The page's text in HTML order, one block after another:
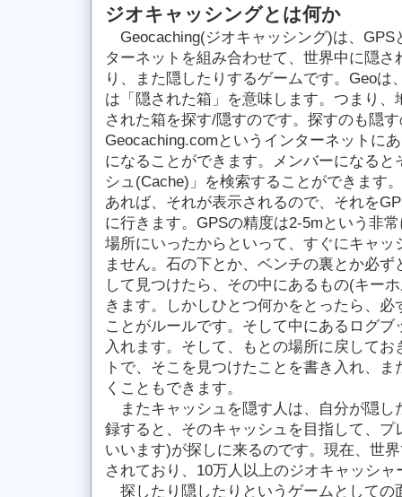
ジオキャッシングとは何か
Geocaching(ジオキャッシング)は、GPS
ターネットを組み合わせて、世界中に隠
り、また隠したりするゲームです。Geoは
は「隠された箱」を意味します。つまり
された箱を探す/隠すのです。探すのも隠
Geocaching.comというインターネットに
になることができます。メンバーになる
シュ(Cache)」を検索することができます
あれば、それが表示されるので、それを
に行きます。GPSの精度は2-5mという非
場所にいったからといって、すぐにキャ
ません。石の下とか、ベンチの裏とか必
して見つけたら、その中にあるもの(キー
きます。しかしひとつ何かをとったら、
ことがルールです。そして中にあるログ
入れます。そして、もとの場所に戻して
トで、そこを見つけたことを書き入れ、
くこともできます。
またキャッシュを隠す人は、自分が隠し
録すると、そのキャッシュを目指して、
いいます)が探しに来るのです。現在、世
されており、10万人以上のジオキャッシ
探したり隠したりというゲームとしての